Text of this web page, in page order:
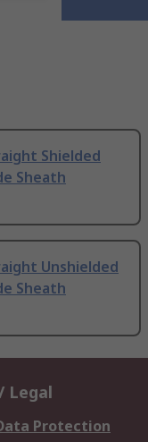
Shielded
Sheath
Unshielded
Sheath
Legal
Protection